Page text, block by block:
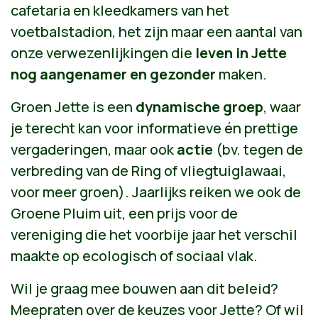
cafetaria en kleedkamers van het
voetbalstadion, het zijn maar een aantal van
onze verwezenlijkingen die leven in Jette
nog aangenamer en gezonder maken.
Groen Jette is een dynamische groep, waar
je terecht kan voor informatieve én prettige
vergaderingen, maar ookactie (bv. tegen de
verbreding van de Ring of vliegtuiglawaai,
voor meer groen). Jaarlijks reiken we ook de
Groene Pluim uit, een prijs voor de
vereniging die het voorbije jaar het verschil
maakte op ecologisch of sociaal vlak.
Wil je graag mee bouwen aan dit beleid?
Meepraten over de keuzes voor Jette? Of wil